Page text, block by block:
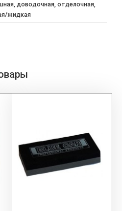
доводочная, отделочная,
жидкая